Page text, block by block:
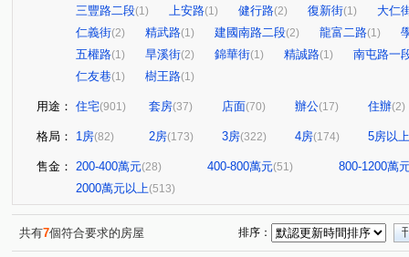
三豐路二段(1) 上安路(1) 健行路(2) 復新街(1)
大仁
仁義街(2) 精武路(1) 建國南路二段(2) 龍富二路(1)
五權路(1) 旱溪街(2) 錦華街(1) 精誠路(1)
南屯路一
仁友巷(1) 樹王路(1)
用途： 住宅(901) 套房(37) 店面(70) 辦公(17) 住辦(2)
格局： 1房(82) 2房(173) 3房(322) 4房(174) 5房以上
售金： 200-400萬元(28) 400-800萬元(51)
800-1200萬
2000萬元以上(513)
共有7個符合要求的房屋 排序：